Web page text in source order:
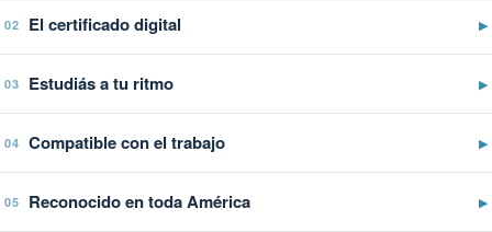
02 El certificado digital ▶
03 Estudiás a tu ritmo ▶
04 Compatible con el trabajo ▶
05 Reconocido en toda América ▶